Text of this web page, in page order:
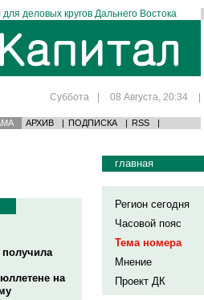
деловых кругов Дальнего Востока
Суббота | 08 Августа, 20:34 |
АРХИВ | ПОДПИСКА | RSS |
на
главная
Регион сегодня
Часовой пояс
Тема номера
Мнение
Проект ДК